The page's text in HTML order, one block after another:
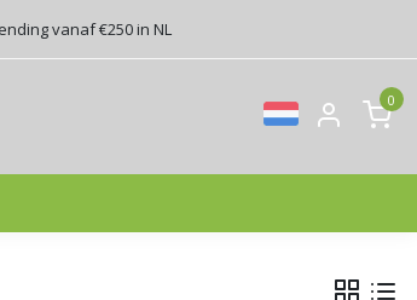
vanaf €250 in NL
0